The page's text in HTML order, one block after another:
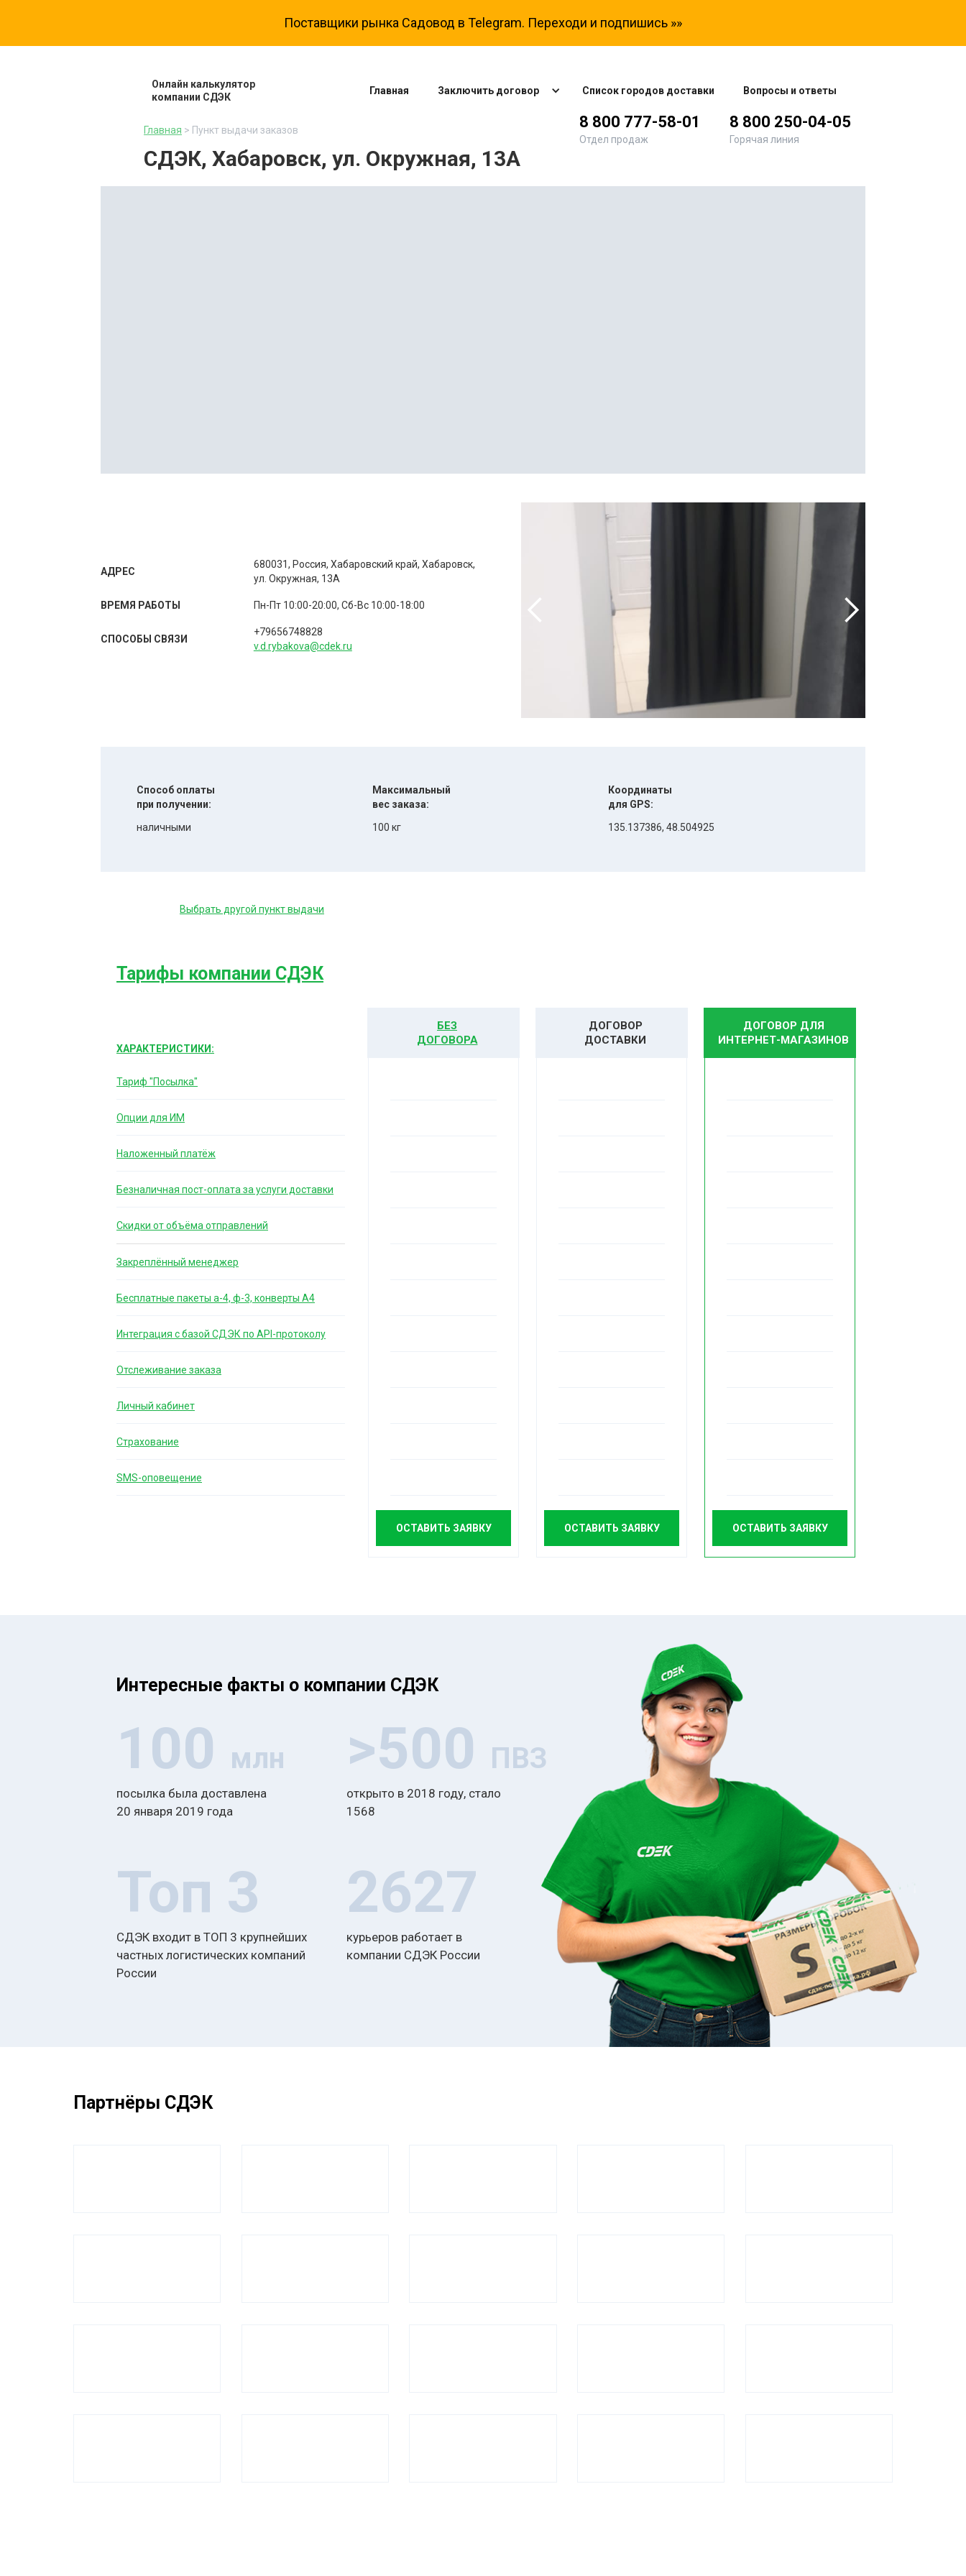
Поставщики рынка Садовод в Telegram. Переходи и подпишись »»
Онлайн калькулятор
компании СДЭК
Главная Заключить договор Список городов доставки Вопросы и ответы
8 800 777-58-01
Отдел продаж
8 800 250-04-05
Горячая линия
Главная > Пункт выдачи заказов
СДЭК, Хабаровск, ул. Окружная, 13А
АДРЕС
680031, Россия, Хабаровский край, Хабаровск,
ул. Окружная, 13А
ВРЕМЯ РАБОТЫ Пн-Пт 10:00-20:00, Сб-Вс 10:00-18:00
СПОСОБЫ CВЯЗИ
+79656748828
v.d.rybakova@cdek.ru
Способ оплаты
при получении:
наличными
Максимальный
вес заказа:
100 кг
Координаты
для GPS:
135.137386, 48.504925
Выбрать другой пункт выдачи
Тарифы компании СДЭК
ХАРАКТЕРИСТИКИ:
Тариф "Посылка"
Опции для ИМ
Наложенный платёж
Безналичная пост-оплата за услуги доставки
Скидки от объёма отправлений
Закреплённый менеджер
Бесплатные пакеты а-4, ф-3, конверты А4
Интеграция с базой СДЭК по API-протоколу
Отслеживание заказа
Личный кабинет
Страхование
SMS-оповещение
БЕЗ
ДОГОВОРА
ОСТАВИТЬ ЗАЯВКУ
ДОГОВОР
ДОСТАВКИ
ОСТАВИТЬ ЗАЯВКУ
ДОГОВОР ДЛЯ
ИНТЕРНЕТ-МАГАЗИНОВ
ОСТАВИТЬ ЗАЯВКУ
Интересные факты о компании СДЭК
100 млн
посылка была доставлена
20 января 2019 года
>500 ПВЗ
открыто в 2018 году, стало
1568
Топ 3
СДЭК входит в ТОП 3 крупнейших
частных логистических компаний
России
2627
курьеров работает в
компании СДЭК России
Партнёры СДЭК